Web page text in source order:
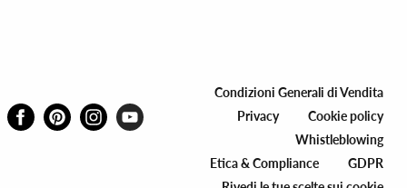
Condizioni Generali di Vendita
Privacy
Cookie policy
Whistleblowing
Etica & Compliance
GDPR